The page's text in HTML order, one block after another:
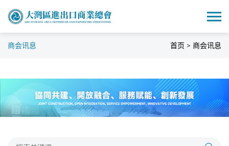
商会讯息 首页 > 商会讯息